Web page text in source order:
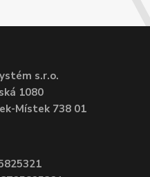
s.r.o.
1080
Místek 738 01